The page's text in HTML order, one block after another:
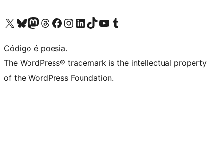
Visite a nossa conta X (antigo Twitter)
Visit our Bluesky account
Visit our Mastodon account
Visit our Threads account
Visite a nossa página do Facebook
Visite a nossa conta no Instagram
Visite a nossa conta no LinkedIn
Visit our TikTok account
Visit our YouTube channel
Visit our Tumblr account
Código é poesia.
The WordPress® trademark is the intellectual property
of the WordPress Foundation.